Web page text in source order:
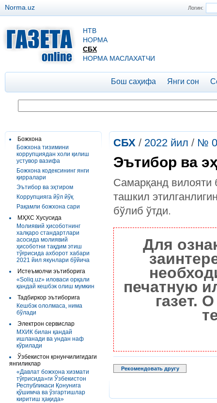
Логин:
Norma.uz
НТВ
НОРМА
СБХ
НОРМА МАСЛАХАТЧИ
Бош саҳифа Янги сон
Божхона
Божхона тизимини
коррупциядан холи қилиш
устувор вазифа
Божхона кодексининг янги
қирралари
Эътибор ва эҳтиром
Коррупцияга йўл йўқ
Рақамли божхона сари
МҲХС Хусусида
Молиявий ҳисоботнинг
халқаро стандартлари
асосида молиявий
ҳисоботни тақдим этиш
тўғрисида ахборот хабари
2021 йил якунлари бўйича
Истеъмолчи эътиборига
«Soliq.uz» иловаси орқали
қандай кешбэк олиш мумкин
Тадбиркор эътиборига
Кешбэк ололмаса, нима
бўлади
Электрон сервислар
МХИК билан қандай
ишланади ва ундан наф
кўрилади
Ўзбекистон қонунчилигидаги
янгиликлар
«Давлат божхона хизмати
тўғрисида»ги Ўзбекистон
Республикаси Қонунига
қўшимча ва ўзгартишлар
киритиш ҳақида»
СБХ / 2022 йил / №
Эътибор ва
Самарқанд
ташкил
бўлиб ўтди.
Для
печатную
газет.
Рекомендовать другу